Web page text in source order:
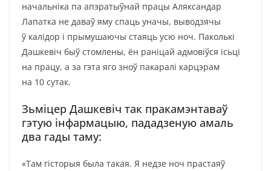
начальніка па апэратыўнай працы Аляксандар
Лапатка не даваў яму спаць уначы, выводзячы
ў калідор і прымушаючы стаяць усю ноч. Паколькі
Дашкевіч быў стомлены, ён раніцай адмовіўся ісьці
на працу, а за гэта яго зноў пакаралі карцэрам
на 10 сутак.
Зьміцер Дашкевіч так пракамэнтаваў
гэтую інфармацыю, пададзеную амаль
два гады таму:
«Там гісторыя была такая. Я недзе ноч прастаяў